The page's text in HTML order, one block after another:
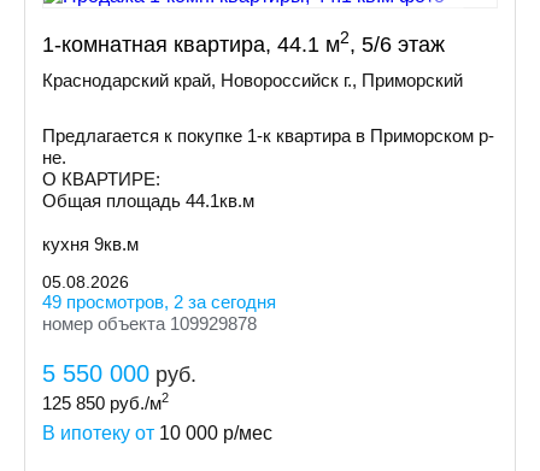
1-комнатная квартира, 44.1 м2, 5/6 этаж
Краснодарский край, Новороссийск г., Приморский
Предлагается к покупке 1-к квартира в Приморском р-
не.
О КВАРТИРЕ:
Общая площадь 44.1кв.м
кухня 9кв.м
05.08.2026
49 просмотров, 2 за сегодня
номер объекта 109929878
5 550 000 руб.
125 850 руб./м2
В ипотеку от 10 000 р/мес